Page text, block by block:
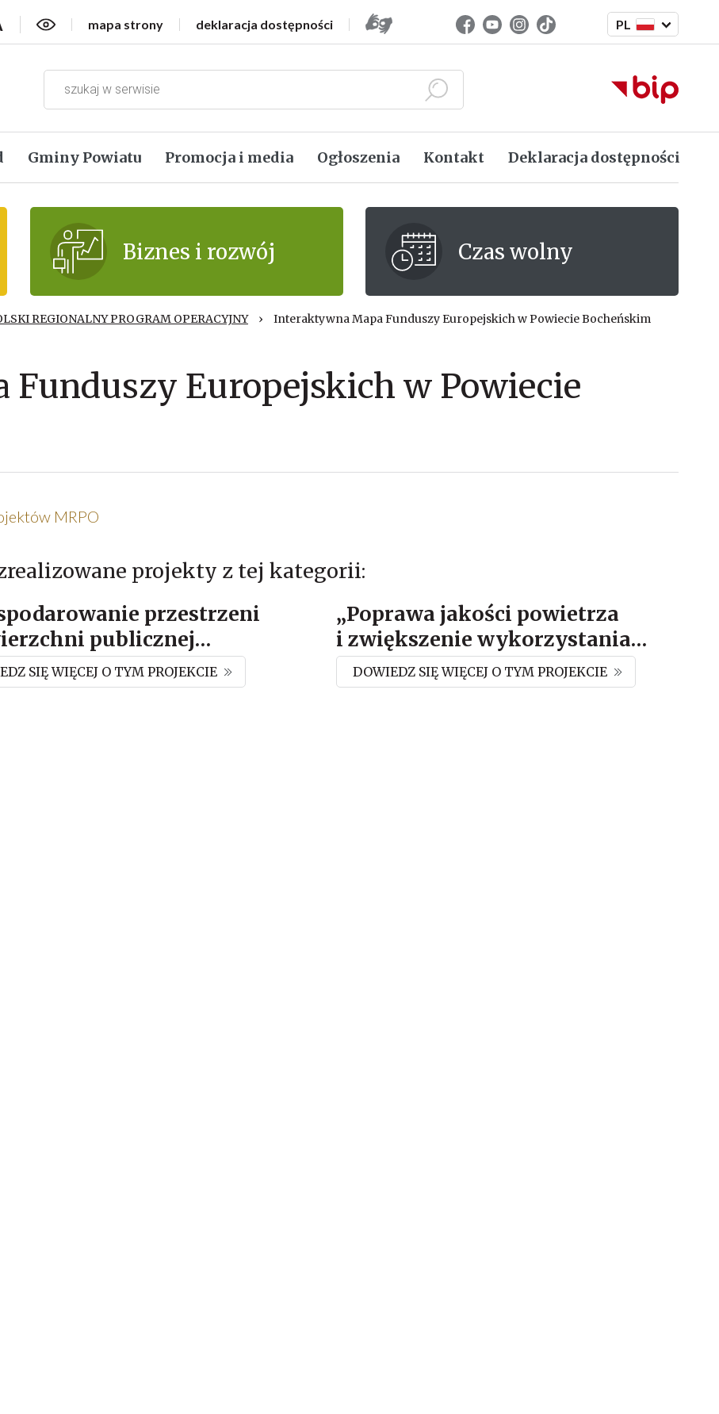
Wersja kontrastowa
mapa strony deklaracja dostępności Zmień język Facebook (link zewnętrzny)
Youtube (link zewnętrzny)
Instagram (link zewnętrzny)
TikTok (link zewnętrzny)
PL Język polski
Szukaj
Gminy Powiatu Promocja i media Ogłoszenia Kontakt Deklaracja dostępności
Biznes i rozwój Czas wolny
REGIONALNY PROGRAM OPERACYJNY › Interaktywna Mapa Funduszy Europejskich w Powiecie Bocheńskim
Europejskich w Powiecie
MRPO
projekty z tej kategorii:
przestrzeni
publicznej…
SIĘ WIĘCEJ O TYM PROJEKCIE
„Poprawa jakości powietrza
i zwiększenie wykorzystania…
DOWIEDZ SIĘ WIĘCEJ O TYM PROJEKCIE